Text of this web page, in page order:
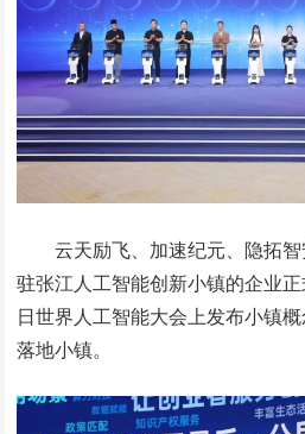
云天励飞、加速纪元、隐拓
驻张江人工智能创新小镇的企业
日世界人工智能大会上发布小镇
落地小镇。